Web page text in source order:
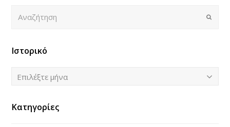
Submit
Ιστορικό
Ιστορικό
Επιλέξτε μήνα
Κατηγορίες